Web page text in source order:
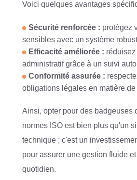
Voici quelques avantages
Sécurité renforcée : protégez
sensibles avec un système
Efficacité améliorée :
administratif grâce à un suivi
Conformité assurée :
obligations légales en matière de
Ainsi, opter pour des badgeuses
normes ISO est bien plus qu'un
technique ; c'est un
pour assurer une gestion fluide
quotidien.